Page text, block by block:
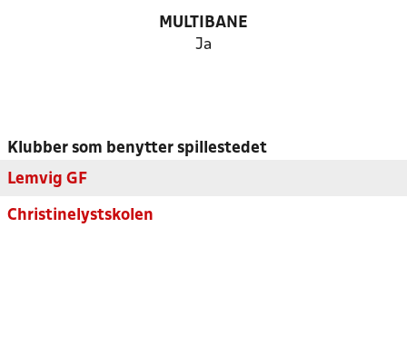
MULTIBANE
Ja
Klubber som benytter spillestedet
Lemvig GF
Christinelystskolen